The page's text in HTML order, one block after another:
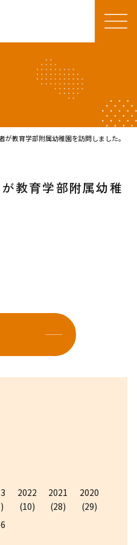
が教育学部附属幼稚園を訪問しました。
教育学部附属幼稚
2022
(10)
2021
(28)
2020
(29)